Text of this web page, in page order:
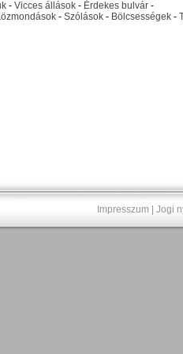
- Vicces állások - Érdekes bulvár -
- Szólások - Bölcsességek -
Impresszum| Jogi